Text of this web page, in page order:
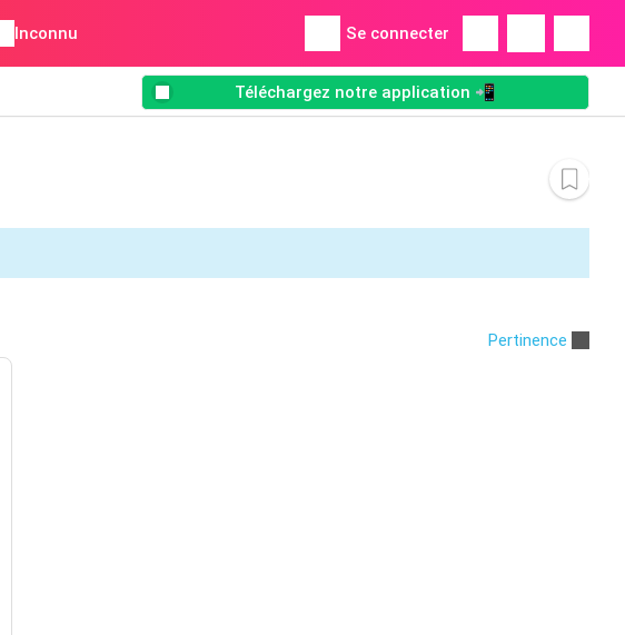
Inconnu Se connecter
Téléchargez notre application 📲
Pertinence